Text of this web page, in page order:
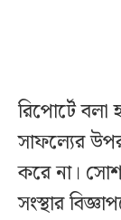
রিপোর্টে
সাফল্যের
করে না।
সংস্থার